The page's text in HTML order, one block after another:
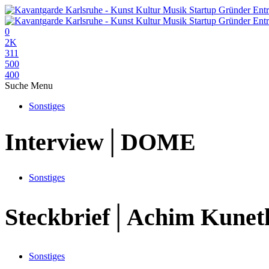
0
2K
311
500
400
Suche Menu
Sonstiges
Interview│DOME
Sonstiges
Steckbrief│Achim
Sonstiges